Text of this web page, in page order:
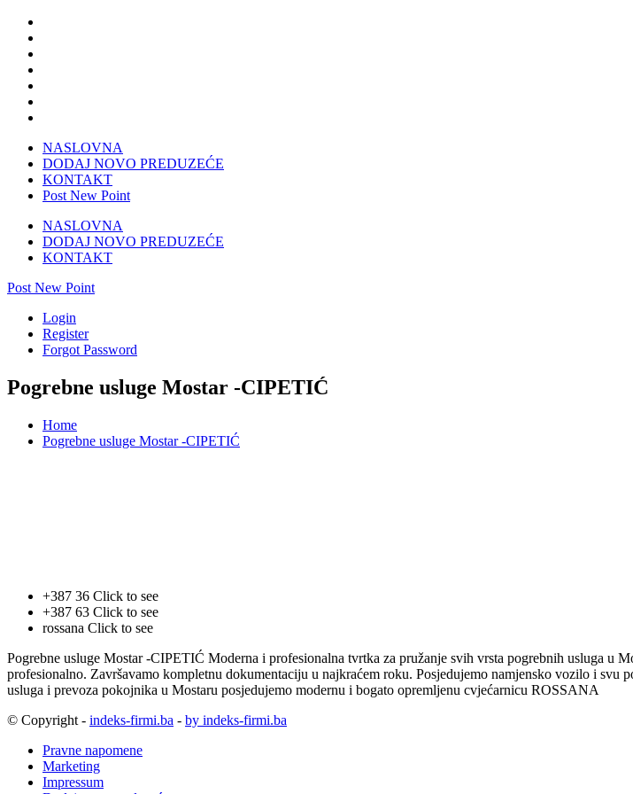
NASLOVNA
DODAJ NOVO PREDUZEĆE
KONTAKT
Post New Point
NASLOVNA
DODAJ NOVO PREDUZEĆE
KONTAKT
Post New Point
Login
Register
Forgot Password
Pogrebne usluge Mostar -CIPETIĆ
Home
Pogrebne usluge Mostar -CIPETIĆ
+387 36 Click to see
+387 63 Click to see
rossana Click to see
Pogrebne usluge Mostar -CIPETIĆ Moderna i profesionalna tvrtka za pružanje svih vrsta pogrebnih usluga
profesionalno. Završavamo kompletnu dokumentaciju u najkraćem roku. Posjedujemo namjensko vozilo i
usluga i prevoza pokojnika u Mostaru posjedujemo modernu i bogato opremljenu cvjećarnicu ROSSANA
© Copyright - indeks-firmi.ba - by indeks-firmi.ba
Pravne napomene
Marketing
Impressum